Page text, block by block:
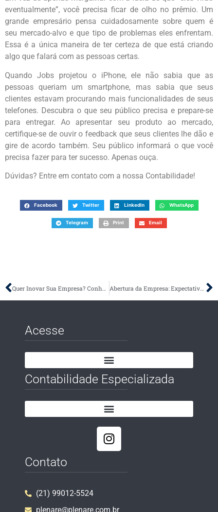
eventualmente”, você precisa ficar de olho no prêmio. Um
grande empresário pensa cuidadosamente sobre quem é
seu mercado-alvo e que tipo de problemas eles enfrentam.
Essa é a única maneira de ter certeza de que está criando
algo que falará com as pessoas certas.
Quando Jobs projetou o iPhone, ele não sabia que as
pessoas queriam um smartphone, mas sabia que seus
clientes estavam procurando mais funcionalidades de seus
telefones. Descubra o que seu público precisa e prepare-se
para entregar. Ao apresentar seu produto ao mercado,
certifique-se de ouvir o feedback que seus clientes lhe dão e
gire de acordo também. Seu público informará o que você
precisa fazer para ter sucesso. Apenas ouça.
Dúvidas? Entre em contato com a nossa Contabilidade!
Facebook Twitter LinkedIn WhatsApp
Telegram Print Email
Quer Inovar Sua Empresa? Conheça 5 Passos Abertura da Empresa: Expectativas e Realidade
Acesse
Contabilidade Especializada
Contato
(21) 99012-5524
plenare@plenare.com.br